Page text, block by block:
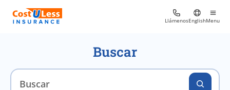
LlámenosEnglishMenu
Buscar